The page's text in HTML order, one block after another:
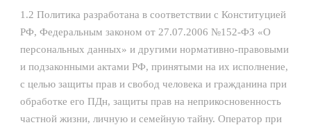
1.2 Политика разработана в соответствии с Конституцией
РФ, Федеральным законом от 27.07.2006 №152-ФЗ «О
персональных данных» и другими нормативно-правовыми
и подзаконными актами РФ, принятыми на их исполнение,
с целью защиты прав и свобод человека и гражданина при
обработке его ПДн, защиты прав на неприкосновенность
частной жизни, личную и семейную тайну. Оператор при